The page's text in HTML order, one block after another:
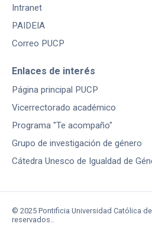
Intranet
PAIDEIA
Correo PUCP
Enlaces de interés
Página principal PUCP
Vicerrectorado académico
Programa "Te acompaño"
Grupo de investigación de género
Cátedra Unesco de Igualdad de
© 2025 Pontificia Universidad Católica
reservados..